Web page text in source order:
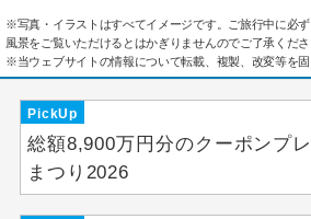
※写真・イラストはすべてイメージです。ご旅行中に必
風景をご覧いただけるとはかぎりませんのでご了承くださ
※当ウェブサイトの情報について転載、複製、改変等を固
PickUp
総額8,900万円分のクーポンプ
まつり2026